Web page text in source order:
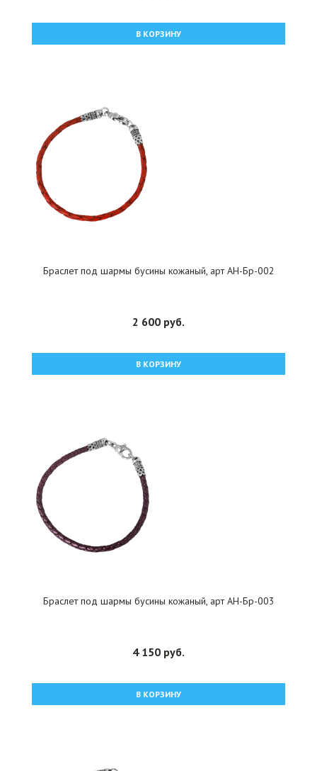
В КОРЗИНУ
Браслет под шармы бусины кожаный, арт АН-Бр-002
2 600 руб.
В КОРЗИНУ
Браслет под шармы бусины кожаный, арт АН-Бр-003
4 150 руб.
В КОРЗИНУ